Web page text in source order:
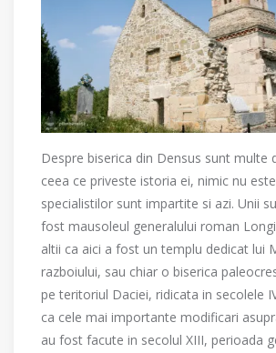
Despre biserica din Densus sunt multe
ceea ce priveste istoria ei, nimic nu
specialistilor sunt impartite si azi. Unii
fost mausoleul generalului roman
altii ca aici a fost un templu dedicat lui
razboiului, sau chiar o biserica
pe teritoriul Daciei, ridicata in secolele
ca cele mai importante modificari
au fost facute in secolul XIII, perioada